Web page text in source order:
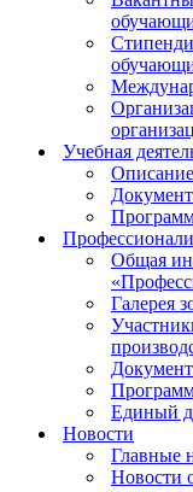
Учебная
Общая
Галерея
Единый
Новости
Главные
Новости